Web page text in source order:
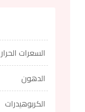
السعرات الحرارية
الدهون
الكربوهيدرات